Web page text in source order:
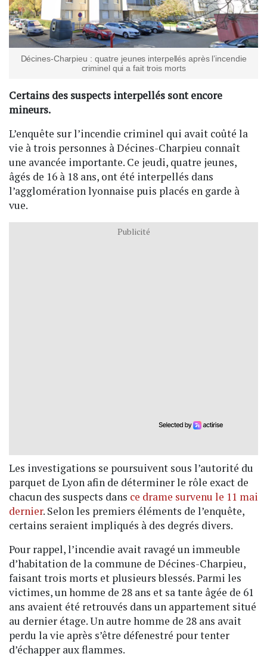
Décines-Charpieu : quatre jeunes interpellés après l’incendie
criminel qui a fait trois morts
Certains des suspects interpellés sont encore
mineurs.
L’enquête sur l’incendie criminel qui avait coûté la
vie à trois personnes à Décines-Charpieu connaît
une avancée importante. Ce jeudi, quatre jeunes,
âgés de 16 à 18 ans, ont été interpellés dans
l’agglomération lyonnaise puis placés en garde à
vue.
Publicité
Les investigations se poursuivent sous l’autorité du
parquet de Lyon afin de déterminer le rôle exact de
chacun des suspects dans ce drame survenu le 11 mai
dernier. Selon les premiers éléments de l’enquête,
certains seraient impliqués à des degrés divers.
Pour rappel, l’incendie avait ravagé un immeuble
d’habitation de la commune de Décines-Charpieu,
faisant trois morts et plusieurs blessés. Parmi les
victimes, un homme de 28 ans et sa tante âgée de 61
ans avaient été retrouvés dans un appartement situé
au dernier étage. Un autre homme de 28 ans avait
perdu la vie après s’être défenestré pour tenter
d’échapper aux flammes.